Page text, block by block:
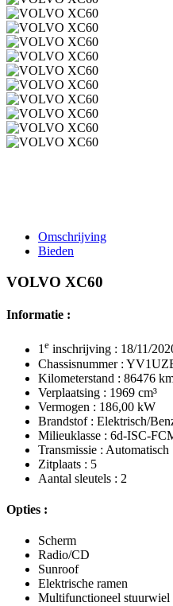
Omschrijving
Bieden
VOLVO XC60
Informatie :
1e inschrijving : 18/11/
Chassisnummer :
Kilometerstand : 86476
Verplaatsing : 1969 cm³
Vermogen : 186,00 kW
Brandstof : Elektrisch/
Milieuklasse : 6d-ISC-
Transmissie : Automatisch
Zitplaats : 5
Aantal sleutels : 2
Opties :
Scherm
Radio/CD
Sunroof
Elektrische ramen
Multifunctioneel stuurwiel